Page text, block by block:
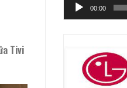
Tivi
00:00